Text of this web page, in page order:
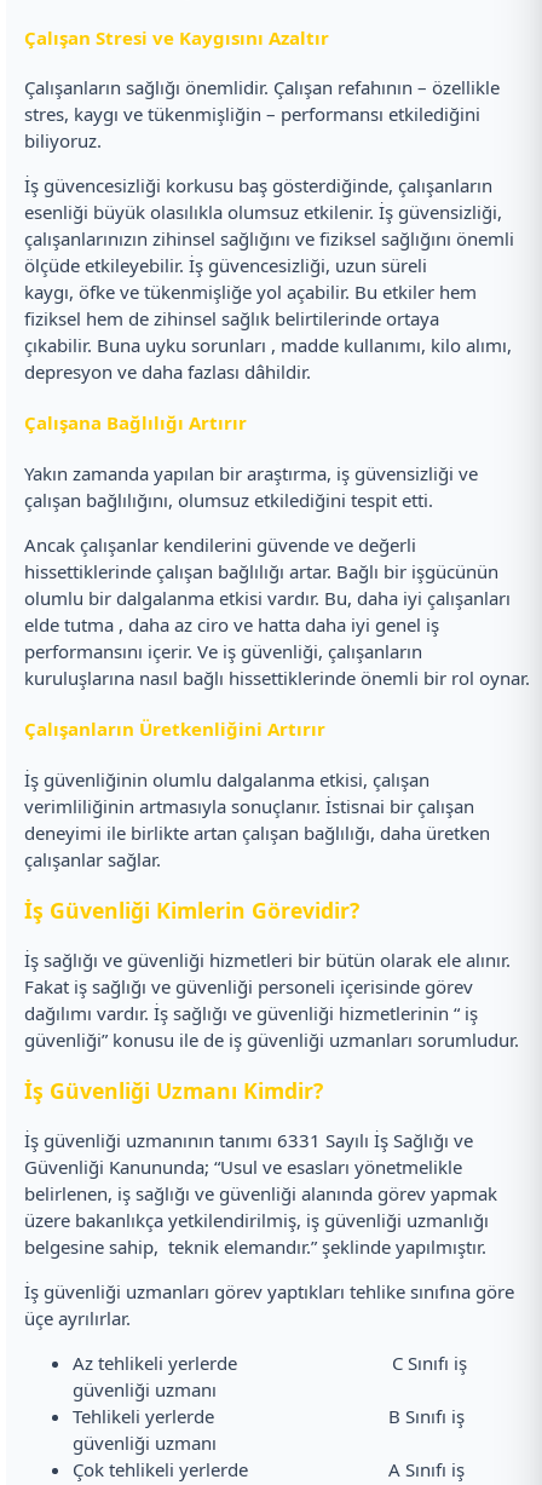
Çalışan Stresi ve Kaygısını Azaltır
Çalışanların sağlığı önemlidir. Çalışan refahının – özellikle
stres, kaygı ve tükenmişliğin – performansı etkilediğini
biliyoruz.
İş güvencesizliği korkusu baş gösterdiğinde, çalışanların
esenliği büyük olasılıkla olumsuz etkilenir. İş güvensizliği,
çalışanlarınızın zihinsel sağlığını ve fiziksel sağlığını önemli
ölçüde etkileyebilir. İş güvencesizliği, uzun süreli
kaygı, öfke ve tükenmişliğe yol açabilir. Bu etkiler hem
fiziksel hem de zihinsel sağlık belirtilerinde ortaya
çıkabilir. Buna uyku sorunları , madde kullanımı, kilo alımı,
depresyon ve daha fazlası dâhildir.
Çalışana Bağlılığı Artırır
Yakın zamanda yapılan bir araştırma, iş güvensizliği ve
çalışan bağlılığını, olumsuz etkilediğini tespit etti.
Ancak çalışanlar kendilerini güvende ve değerli
hissettiklerinde çalışan bağlılığı artar. Bağlı bir işgücünün
olumlu bir dalgalanma etkisi vardır. Bu, daha iyi çalışanları
elde tutma , daha az ciro ve hatta daha iyi genel iş
performansını içerir. Ve iş güvenliği, çalışanların
kuruluşlarına nasıl bağlı hissettiklerinde önemli bir rol oynar.
Çalışanların Üretkenliğini Artırır
İş güvenliğinin olumlu dalgalanma etkisi, çalışan
verimliliğinin artmasıyla sonuçlanır. İstisnai bir çalışan
deneyimi ile birlikte artan çalışan bağlılığı, daha üretken
çalışanlar sağlar.
İş Güvenliği Kimlerin Görevidir?
İş sağlığı ve güvenliği hizmetleri bir bütün olarak ele alınır.
Fakat iş sağlığı ve güvenliği personeli içerisinde görev
dağılımı vardır. İş sağlığı ve güvenliği hizmetlerinin “ iş
güvenliği” konusu ile de iş güvenliği uzmanları sorumludur.
İş Güvenliği Uzmanı Kimdir?
İş güvenliği uzmanının tanımı 6331 Sayılı İş Sağlığı ve
Güvenliği Kanununda; “Usul ve esasları yönetmelikle
belirlenen, iş sağlığı ve güvenliği alanında görev yapmak
üzere bakanlıkça yetkilendirilmiş, iş güvenliği uzmanlığı
belgesine sahip, teknik elemandır.” şeklinde yapılmıştır.
İş güvenliği uzmanları görev yaptıkları tehlike sınıfına göre
üçe ayrılırlar.
Az tehlikeli yerlerde C Sınıfı iş
güvenliği uzmanı
Tehlikeli yerlerde B Sınıfı iş
güvenliği uzmanı
Çok tehlikeli yerlerde A Sınıfı iş